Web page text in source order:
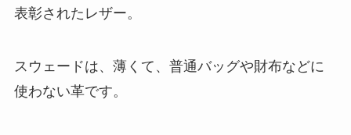
表彰されたレザー。
スウェードは、薄くて、普通バッグや財布などに
使わない革です。